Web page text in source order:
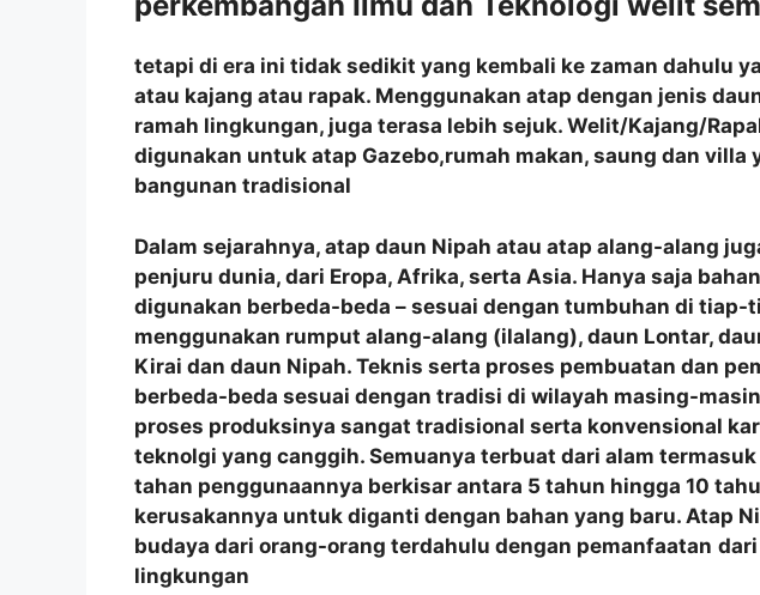
tetapi di era ini tidak sedikit yang kembali ke zaman dahulu
atau kajang atau rapak. Menggunakan atap dengan jenis
ramah lingkungan, juga terasa lebih sejuk. Welit/Kajang/
digunakan untuk atap Gazebo,rumah makan, saung dan villa
bangunan tradisional
Dalam sejarahnya, atap daun Nipah atau atap alang-alang
penjuru dunia, dari Eropa, Afrika, serta Asia. Hanya saja
digunakan berbeda-beda – sesuai dengan tumbuhan di tiap-
menggunakan rumput alang-alang (ilalang), daun Lontar,
Kirai dan daun Nipah. Teknis serta proses pembuatan dan
berbeda-beda sesuai dengan tradisi di wilayah masing-
proses produksinya sangat tradisional serta konvensional
teknolgi yang canggih. Semuanya terbuat dari alam
tahan penggunaannya berkisar antara 5 tahun hingga 10
kerusakannya untuk diganti dengan bahan yang baru. Atap
budaya dari orang-orang terdahulu dengan pemanfaatan dari
lingkungan